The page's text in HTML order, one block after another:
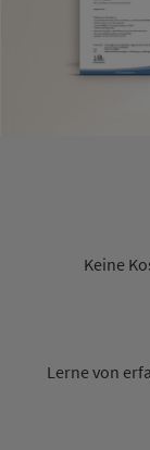
Keine
Lerne von